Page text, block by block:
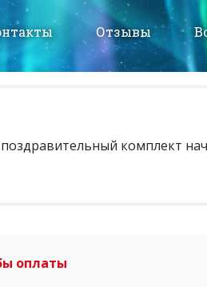
Отзывы
комплект
оплаты